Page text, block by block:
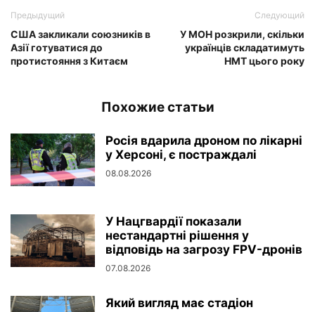
Предыдущий
США закликали союзників в
Азії готуватися до
протистояння з Китаєм
Следующий
У МОН розкрили, скільки
українців складатимуть
НМТ цього року
Похожие статьи
Росія вдарила дроном по лікарні
у Херсоні, є постраждалі
08.08.2026
У Нацгвардії показали
нестандартні рішення у
відповідь на загрозу FPV-дронів
07.08.2026
Який вигляд має стадіон